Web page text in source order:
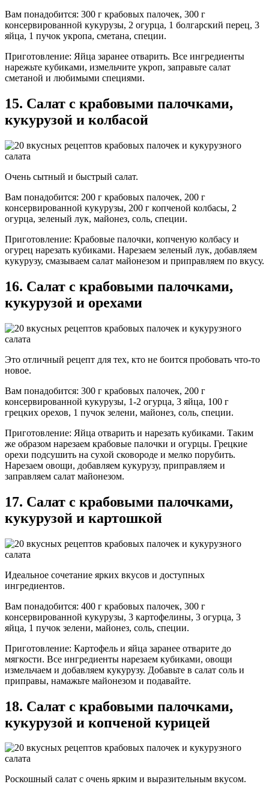
Вам понадобится: 300 г крабовых палочек, 300 г
консервированной кукурузы, 2 огурца, 1 болгарский перец, 3
яйца, 1 пучок укропа, сметана, специи.
Приготовление: Яйца заранее отварить. Все ингредиенты
нарежьте кубиками, измельчите укроп, заправьте салат
сметаной и любимыми специями.
15. Салат с крабовыми палочками,
кукурузой и колбасой
Очень сытный и быстрый салат.
Вам понадобится: 200 г крабовых палочек, 200 г
консервированной кукурузы, 200 г копченой колбасы, 2
огурца, зеленый лук, майонез, соль, специи.
Приготовление: Крабовые палочки, копченую колбасу и
огурец нарезать кубиками. Нарезаем зеленый лук, добавляем
кукурузу, смазываем салат майонезом и приправляем по вкусу.
16. Салат с крабовыми палочками,
кукурузой и орехами
Это отличный рецепт для тех, кто не боится пробовать что-то
новое.
Вам понадобится: 300 г крабовых палочек, 200 г
консервированной кукурузы, 1-2 огурца, 3 яйца, 100 г
грецких орехов, 1 пучок зелени, майонез, соль, специи.
Приготовление: Яйца отварить и нарезать кубиками. Таким
же образом нарезаем крабовые палочки и огурцы. Грецкие
орехи подсушить на сухой сковороде и мелко порубить.
Нарезаем овощи, добавляем кукурузу, приправляем и
заправляем салат майонезом.
17. Салат с крабовыми палочками,
кукурузой и картошкой
Идеальное сочетание ярких вкусов и доступных
ингредиентов.
Вам понадобится: 400 г крабовых палочек, 300 г
консервированной кукурузы, 3 картофелины, 3 огурца, 3
яйца, 1 пучок зелени, майонез, соль, специи.
Приготовление: Картофель и яйца заранее отварите до
мягкости. Все ингредиенты нарезаем кубиками, овощи
измельчаем и добавляем кукурузу. Добавьте в салат соль и
приправы, намажьте майонезом и подавайте.
18. Салат с крабовыми палочками,
кукурузой и копченой курицей
Роскошный салат с очень ярким и выразительным вкусом.